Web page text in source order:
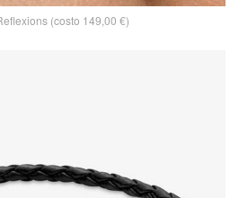
(costo 149,00 €)